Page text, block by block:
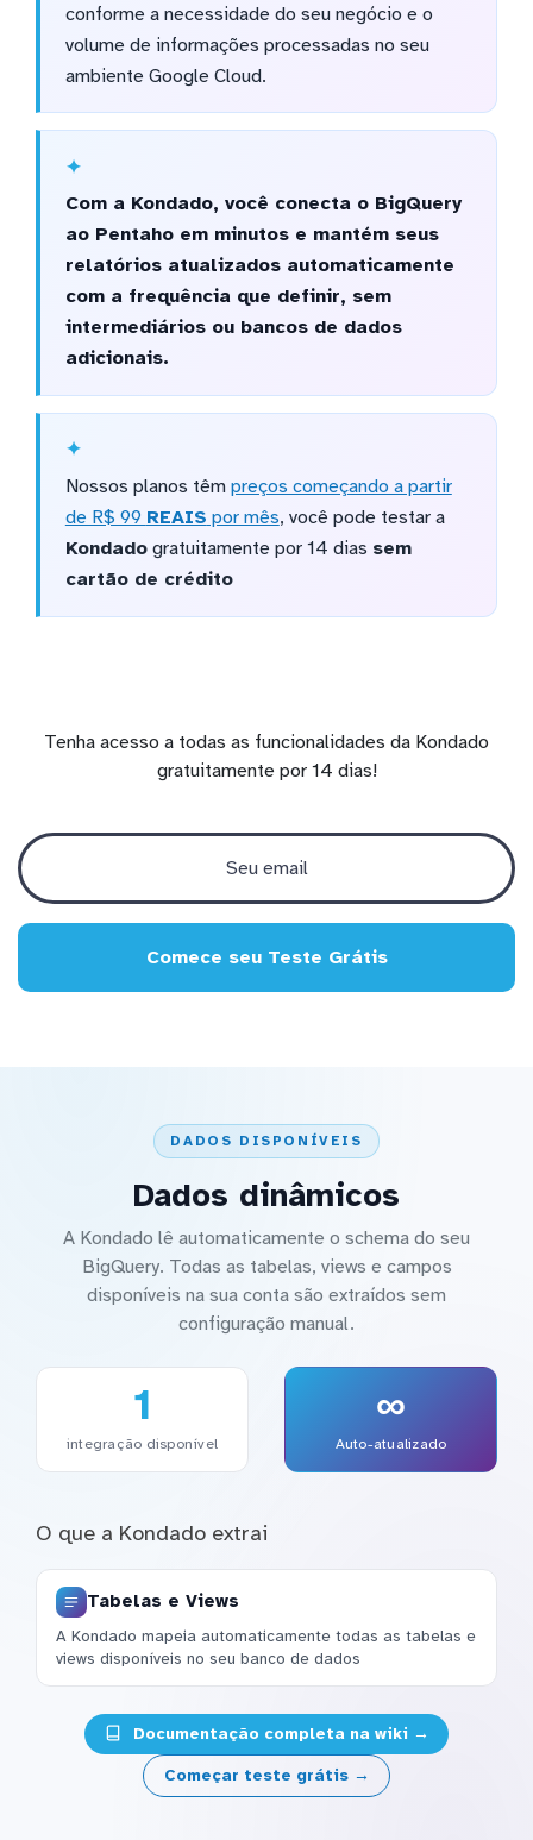
conforme a necessidade do seu negócio e o
volume de informações processadas no seu
ambiente Google Cloud.
Com a Kondado, você conecta o BigQuery
ao Pentaho em minutos e mantém seus
relatórios atualizados automaticamente
com a frequência que definir, sem
intermediários ou bancos de dados
adicionais.
Nossos planos têm preços começando a partir
de R$ 99 REAIS por mês, você pode testar a
Kondadogratuitamente por 14 dias sem
cartão de crédito
Tenha acesso a todas as funcionalidades da Kondado
gratuitamente por 14 dias!
Comece seu Teste Grátis
DADOS DISPONÍVEIS
Dados dinâmicos
A Kondado lê automaticamente o schema do seu
BigQuery. Todas as tabelas, views e campos
disponíveis na sua conta são extraídos sem
configuração manual.
1
integração disponível
∞
Auto-atualizado
O que a Kondado extrai
Tabelas e Views
A Kondado mapeia automaticamente todas as tabelas e
views disponíveis no seu banco de dados
Documentação completa na wiki →
Começar teste grátis →